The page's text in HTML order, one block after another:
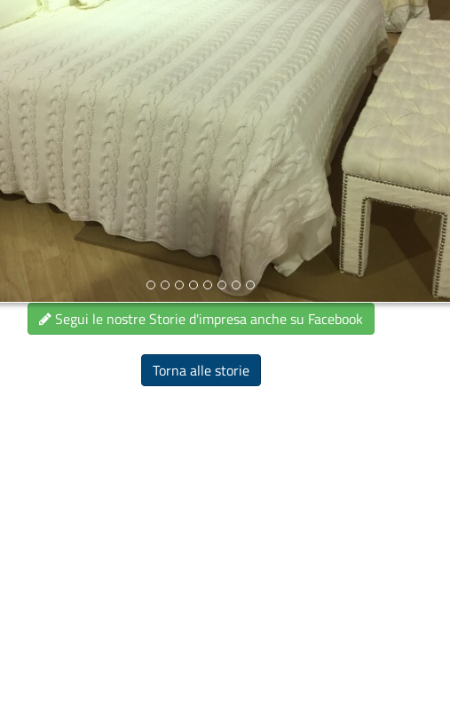
Segui le nostre Storie d'impresa anche su Facebook
Torna alle storie